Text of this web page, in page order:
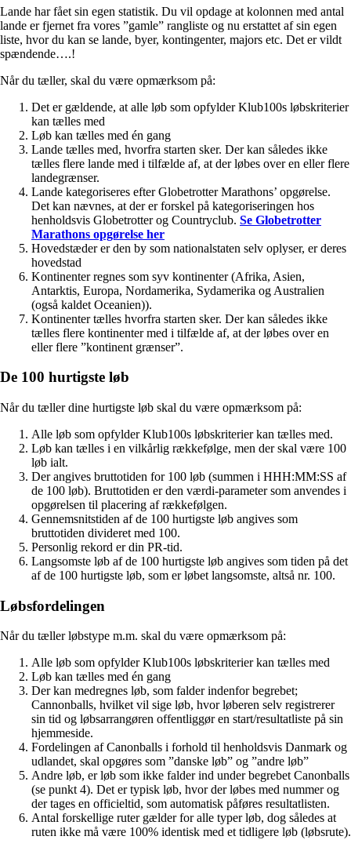
Lande har fået sin egen statistik. Du vil opdage at kolonnen med antal
lande er fjernet fra vores ”gamle” rangliste og nu erstattet af sin egen
liste, hvor du kan se lande, byer, kontingenter, majors etc. Det er vildt
spændende….!
Når du tæller, skal du være opmærksom på:
Det er gældende, at alle løb som opfylder Klub100s løbskriterier
kan tælles med
Løb kan tælles med én gang
Lande tælles med, hvorfra starten sker. Der kan således ikke
tælles flere lande med i tilfælde af, at der løbes over en eller flere
landegrænser.
Lande kategoriseres efter Globetrotter Marathons’ opgørelse.
Det kan nævnes, at der er forskel på kategoriseringen hos
henholdsvis Globetrotter og Countryclub. Se Globetrotter
Marathons opgørelse her
Hovedstæder er den by som nationalstaten selv oplyser, er deres
hovedstad
Kontinenter regnes som syv kontinenter (Afrika, Asien,
Antarktis, Europa, Nordamerika, Sydamerika og Australien
(også kaldet Oceanien)).
Kontinenter tælles hvorfra starten sker. Der kan således ikke
tælles flere kontinenter med i tilfælde af, at der løbes over en
eller flere ”kontinent grænser”.
De 100 hurtigste løb
Når du tæller dine hurtigste løb skal du være opmærksom på:
Alle løb som opfylder Klub100s løbskriterier kan tælles med.
Løb kan tælles i en vilkårlig rækkefølge, men der skal være 100
løb ialt.
Der angives bruttotiden for 100 løb (summen i HHH:MM:SS af
de 100 løb). Bruttotiden er den værdi-parameter som anvendes i
opgørelsen til placering af rækkefølgen.
Gennemsnitstiden af de 100 hurtigste løb angives som
bruttotiden divideret med 100.
Personlig rekord er din PR-tid.
Langsomste løb af de 100 hurtigste løb angives som tiden på det
af de 100 hurtigste løb, som er løbet langsomste, altså nr. 100.
Løbsfordelingen
Når du tæller løbstype m.m. skal du være opmærksom på:
Alle løb som opfylder Klub100s løbskriterier kan tælles med
Løb kan tælles med én gang
Der kan medregnes løb, som falder indenfor begrebet;
Cannonballs, hvilket vil sige løb, hvor løberen selv registrerer
sin tid og løbsarrangøren offentliggør en start/resultatliste på sin
hjemmeside.
Fordelingen af Canonballs i forhold til henholdsvis Danmark og
udlandet, skal opgøres som ”danske løb” og ”andre løb”
Andre løb, er løb som ikke falder ind under begrebet Canonballs
(se punkt 4). Det er typisk løb, hvor der løbes med nummer og
der tages en officieltid, som automatisk påføres resultatlisten.
Antal forskellige ruter gælder for alle typer løb, dog således at
ruten ikke må være 100% identisk med et tidligere løb (løbsrute).